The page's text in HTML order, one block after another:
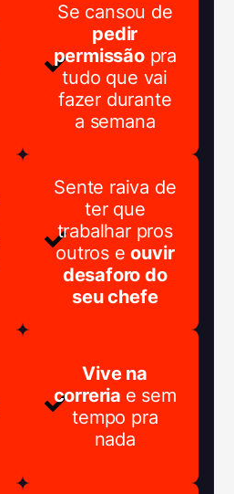
Se cansou de
pedir
permissãopra
tudo que vai
fazer durante
a semana
Sente raiva de
ter que
trabalhar pros
outros eouvir
desaforo do
seu chefe
Vive na
correria e sem
tempo pra
nada